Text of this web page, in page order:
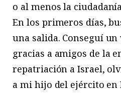
o al menos la
En los primeros días,
una salida. Conseguí un
gracias a amigos de la
repatriación a Israel,
a mi hijo del ejército en